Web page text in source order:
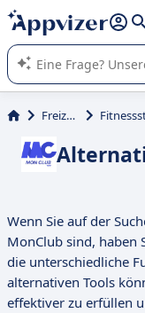
beantworten (mehrere
Die KI von Appvizer
von SaaS-Software in
Freizeit
Wenn Sie auf der
MonClub sind, haben
die unterschiedliche
alternativen Tools
effektiver zu erfüllen